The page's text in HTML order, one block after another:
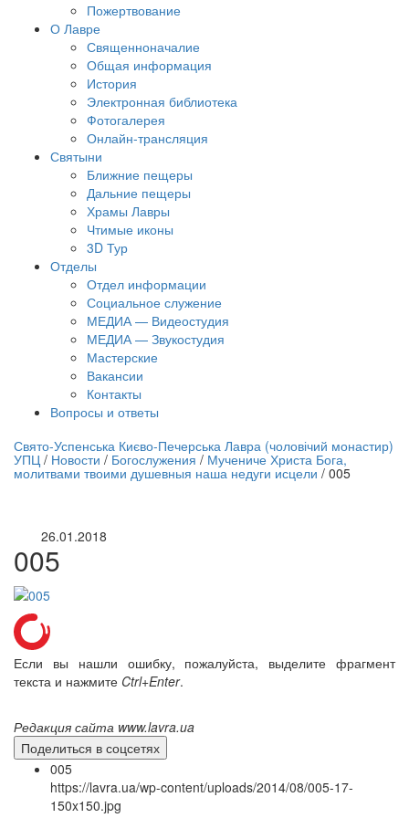
Пожертвование
О Лавре
Священноначалие
Общая информация
История
Электронная библиотека
Фотогалерея
Онлайн-трансляция
Святыни
Ближние пещеры
Дальние пещеры
Храмы Лавры
Чтимые иконы
3D Тур
Отделы
Отдел информации
Социальное служение
МЕДИА — Видеостудия
МЕДИА — Звукостудия
Мастерские
Вакансии
Контакты
Вопросы и ответы
трансляция | 12 сентября
трансляции
Свято-Успенська Києво-Печерська Лавра (чоловічий монастир)
УПЦ / Новости / Богослужения / Мучениче Христа Бога,
молитвами твоими душевныя наша недуги исцели / 005
26.01.2018
005
Если вы нашли ошибку, пожалуйста, выделите фрагмент
текста и нажмите Ctrl+Enter.
Редакция сайта www.lavra.ua
Поделиться в соцсетях
005
https://lavra.ua/wp-content/uploads/2014/08/005-17-
150x150.jpg